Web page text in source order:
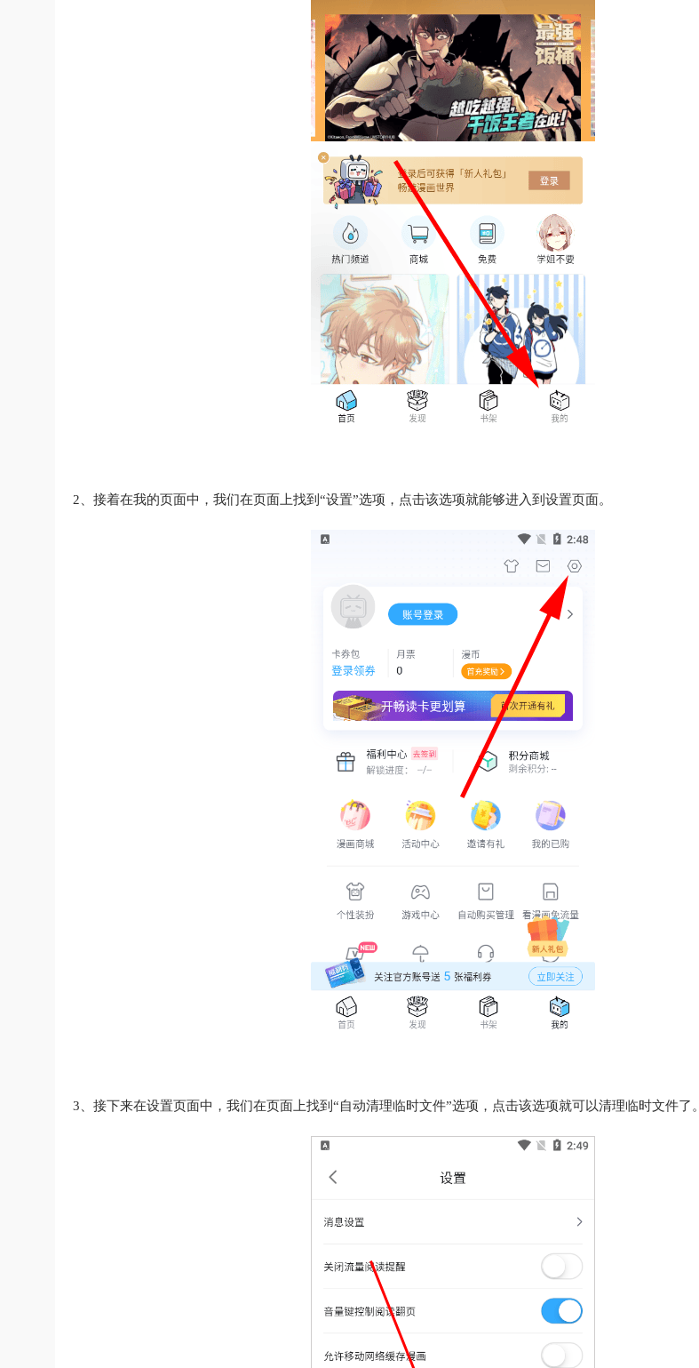
2、接着在我的页面中，我们在页面上找到“设置”选项，点击该选项就能够进入到设置页面。
3、接下来在设置页面中，我们在页面上找到“自动清理临时文件”选项，点击该选项就可以清理临时文件了。